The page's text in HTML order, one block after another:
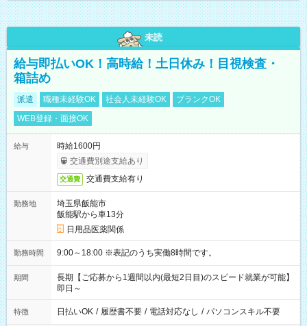
未読
給与即払いOK！高時給！土日休み！目視検査・
箱詰め
派遣 職種未経験OK 社会人未経験OK
ブランクOK
WEB登録・面接OK
給与
時給1600円
交通費別途支給あり
交通費 交通費支給有り
勤務地
埼玉県飯能市
飯能駅から車13分
日用品医薬関係
勤務時間 9:00～18:00 ※表記のうち実働8時間です。
期間
長期【ご応募から1週間以内(最短2日目)のスピード就業が可能】
即日～
特徴 日払いOK / 履歴書不要 / 電話対応なし / パソコンスキル不要